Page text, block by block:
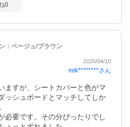
0
： ベージュ/ブラウン
2026/04/10
mik********さん
ますが、シートカバーと色がマ
ッシュボードとマッチしてしか
必要です。その分ぴったりでし